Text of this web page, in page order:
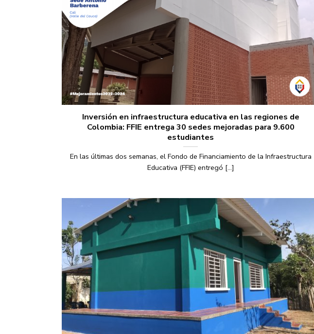
Inversión en infraestructura educativa en las regiones de
Colombia: FFIE entrega 30 sedes mejoradas para 9.600
estudiantes
En las últimas dos semanas, el Fondo de Financiamiento de la Infraestructura
Educativa (FFIE) entregó [...]